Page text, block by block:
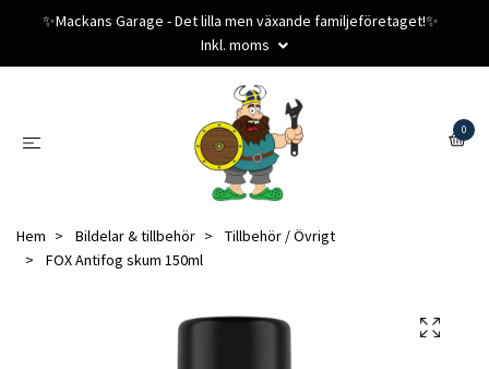
✨️Mackans Garage - Det lilla men växande familjeföretaget!✨️
Inkl. moms
0
Hem Bildelar & tillbehör
Tillbehör / Övrigt
FOX Antifog skum 150ml